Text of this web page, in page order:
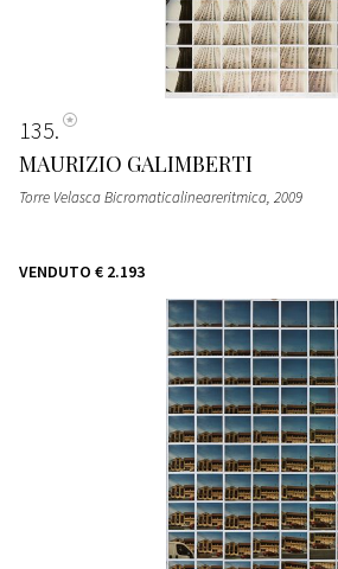
135
MAURIZIO GALIMBERTI
Torre Velasca Bicromaticalineareritmica, 2009
VENDUTO € 2.193